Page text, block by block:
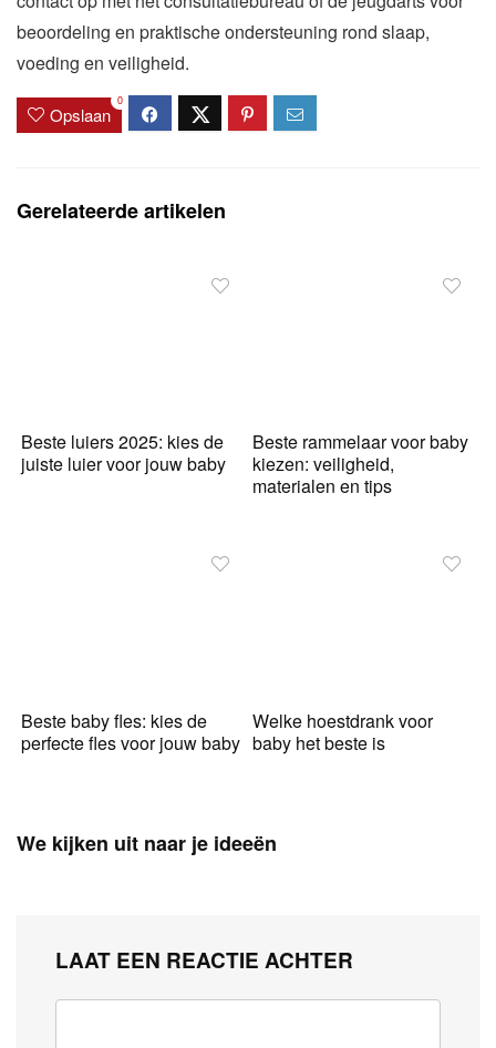
beoordeling en praktische ondersteuning rond slaap,
voeding en veiligheid.
Opslaan
0
Gerelateerde artikelen
Beste luiers 2025: kies de
juiste luier voor jouw baby
Beste rammelaar voor baby
kiezen: veiligheid,
materialen en tips
Beste baby fles: kies de
perfecte fles voor jouw baby
Welke hoestdrank voor
baby het beste is
We kijken uit naar je ideeën
LAAT EEN REACTIE ACHTER